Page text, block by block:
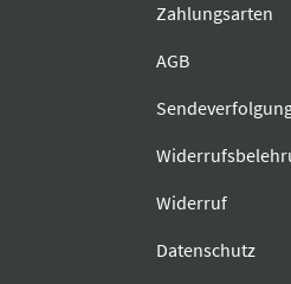
Zahlungsarten
AGB
Widerruf
Datenschutz